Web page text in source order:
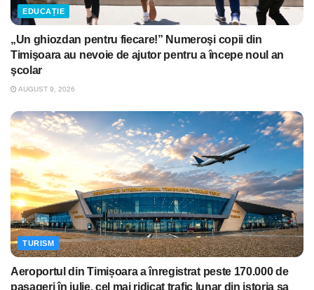
EDUCAȚIE
„Un ghiozdan pentru fiecare!” Numeroşi copii din
Timişoara au nevoie de ajutor pentru a începe noul an
şcolar
AUGUST 9, 2026
TURISM
Aeroportul din Timișoara a înregistrat peste 170.000 de
pasageri în iulie, cel mai ridicat trafic lunar din istoria sa